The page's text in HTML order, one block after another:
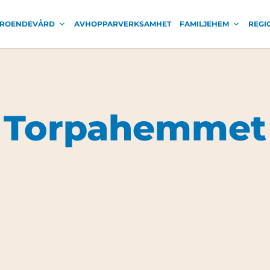
AVHOPPARVERKSAMHET FAMILJEHEM
Torpahemmet